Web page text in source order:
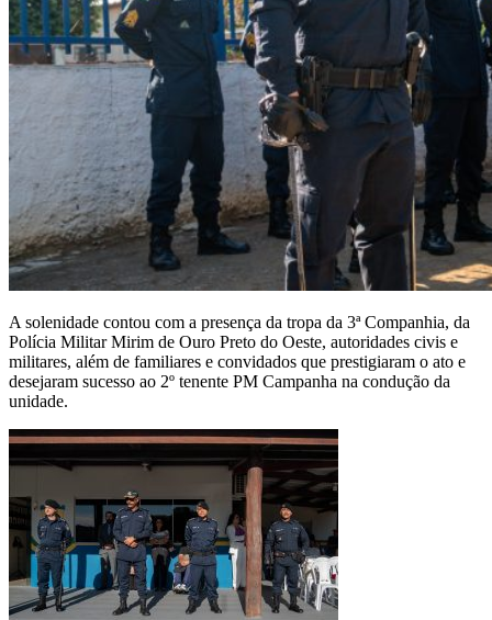
A solenidade contou com a presença da tropa da 3ª Companhia, da
Polícia Militar Mirim de Ouro Preto do Oeste, autoridades civis e
militares, além de familiares e convidados que prestigiaram o ato e
desejaram sucesso ao 2º tenente PM Campanha na condução da
unidade.